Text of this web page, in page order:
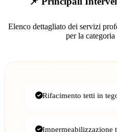
Elenco dettagliato dei servizi
per la categoria
Rifacimento tetti in
Impermeabilizzazione